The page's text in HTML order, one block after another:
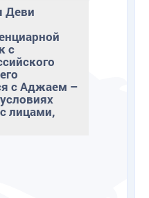
Деви
с
с Аджаем –
лицами,